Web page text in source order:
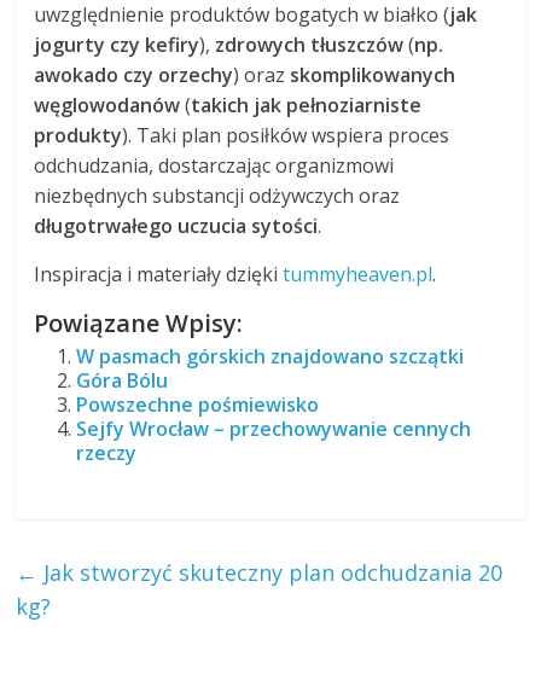
uwzględnienie produktów bogatych w białko (jak
jogurty czy kefiry), zdrowych tłuszczów(np.
awokado czy orzechy) oraz skomplikowanych
węglowodanów(takich jak pełnoziarniste
produkty). Taki plan posiłków wspiera proces
odchudzania, dostarczając organizmowi
niezbędnych substancji odżywczych oraz
długotrwałego uczucia sytości.
Inspiracja i materiały dziękitummyheaven.pl.
Powiązane Wpisy:
W pasmach górskich znajdowano szczątki
Góra Bólu
Powszechne pośmiewisko
Sejfy Wrocław – przechowywanie cennych
rzeczy
← Jak stworzyć skuteczny plan odchudzania 20
kg?